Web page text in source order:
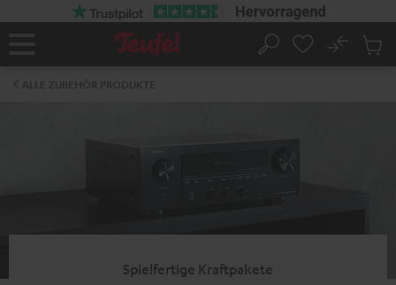
Startseite
Suche
No
Spielfertige Kraftpakete